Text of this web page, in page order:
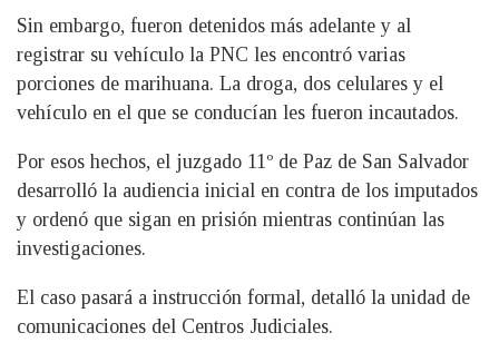
Sin embargo, fueron detenidos más adelante y al
registrar su vehículo la PNC les encontró varias
porciones de marihuana. La droga, dos celulares y el
vehículo en el que se conducían les fueron incautados.
Por esos hechos, el juzgado 11º de Paz de San Salvador
desarrolló la audiencia inicial en contra de los imputados
y ordenó que sigan en prisión mientras continúan las
investigaciones.
El caso pasará a instrucción formal, detalló la unidad de
comunicaciones del Centros Judiciales.